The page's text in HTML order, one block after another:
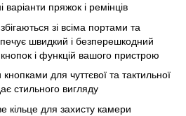
варіанти пряжок і ремінців
зі всіма портами та
швидкий і безперешкодний
кнопок і функцій вашого пристрою
для чуттєвої та тактильної
стильного вигляду
кільце для захисту камери